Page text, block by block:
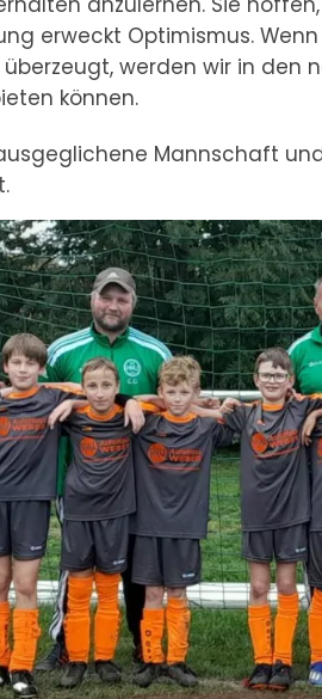
erweckt Optimismus.
werden wir in den
können.
Mannschaft